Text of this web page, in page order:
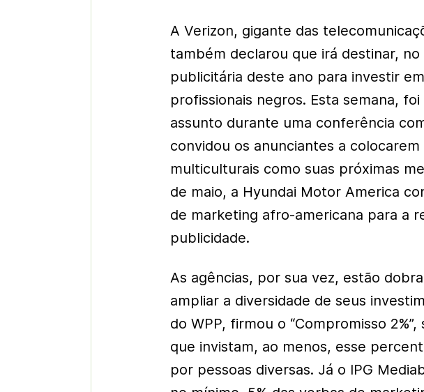
A Verizon, gigante das
também declarou que irá destinar,
publicitária deste ano para investir
profissionais negros. Esta semana,
assunto durante uma conferência
convidou os anunciantes a
multiculturais como suas próximas
de maio, a Hyundai Motor America
de marketing afro-americana para a
publicidade.
As agências, por sua vez, estão
ampliar a diversidade de seus
do WPP, firmou o “Compromisso
que invistam, ao menos, esse
por pessoas diversas. Já o IPG